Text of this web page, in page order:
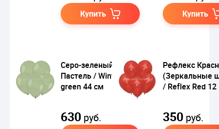
Купить Купить
Серо-зеленый,
Пастель / Winter
green 44 см
630 руб.
Рефлекс
(Зеркальные
/ Reflex Red
350 руб.